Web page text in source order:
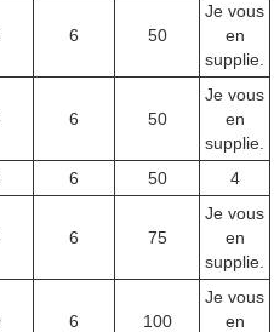
6 50
Je vous
en
supplie.
6 50
Je vous
en
supplie.
6 50 4
6 75
Je vous
en
supplie.
6 100
Je vous
en